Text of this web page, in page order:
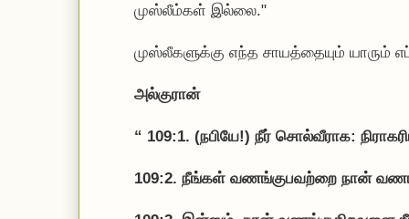
முஸ்லீம்கள் இல்லை."
முஸ்லீகளுக்கு எந்த சாயத்தையும் யாரும்
அல்குரான்
“ 109:1. (நபியே!) நீர் சொல்வீராக:
109:2. நீங்கள் வணங்குபவற்றை நான்